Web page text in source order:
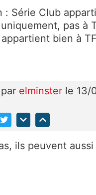
: Série Club
pas à
bien à
par elminster le 13/
ils peuvent